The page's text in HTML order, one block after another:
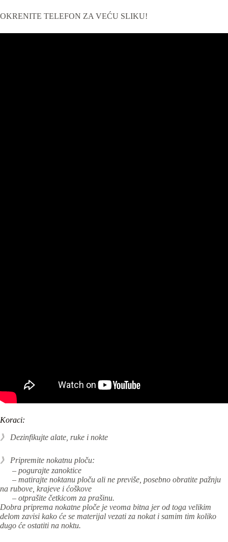
OKRENITE TELEFON ZA VEĆU SLIKU!
Koraci:
》 Dezinfikujte alate, ruke i nokte
》 Pripremite nokatnu ploču:
– pogurajte zanoktice
– matirajte noktanu ploču ali ne previše, posebno obratite pažnju
na rubove, krajeve i ćoškove
– otprašite četkicom za prašinu.
Dobra priprema nokatne ploče je veoma bitna jer od toga velikim
delom zavisi kako će se materijal vezati za nokat i samim tim koliko
dugo će ostatiti na noktu.